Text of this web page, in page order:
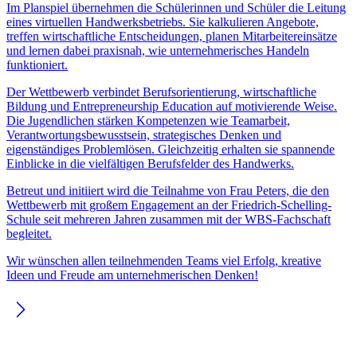
Im Planspiel übernehmen die Schülerinnen und Schüler die Leitung
eines virtuellen Handwerksbetriebs. Sie kalkulieren Angebote,
treffen wirtschaftliche Entscheidungen, planen Mitarbeitereinsätze
und lernen dabei praxisnah, wie unternehmerisches Handeln
funktioniert.
Der Wettbewerb verbindet Berufsorientierung, wirtschaftliche
Bildung und Entrepreneurship Education auf motivierende Weise.
Die Jugendlichen stärken Kompetenzen wie Teamarbeit,
Verantwortungsbewusstsein, strategisches Denken und
eigenständiges Problemlösen. Gleichzeitig erhalten sie spannende
Einblicke in die vielfältigen Berufsfelder des Handwerks.
Betreut und initiiert wird die Teilnahme von Frau Peters, die den
Wettbewerb mit großem Engagement an der Friedrich-Schelling-
Schule seit mehreren Jahren zusammen mit der WBS-Fachschaft
begleitet.
Wir wünschen allen teilnehmenden Teams viel Erfolg, kreative
Ideen und Freude am unternehmerischen Denken!